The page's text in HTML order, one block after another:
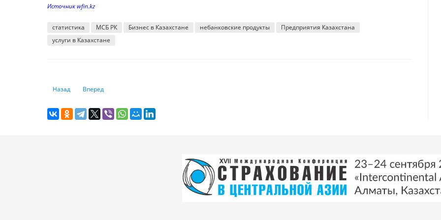
Источник wfin.kz
статистика МСБ РК Бизнес в Казахстане небанковские продукты
Предприятия Казахстана
услуги в Казахстане
Предыдущий: Каждое второе киберпреступление в Казахстане остаётся безнаказанным
Назад Следующий: Покупательная способность зарплат в сфере госуправления, обороны и соцобеспечения просела сразу на
Вперед